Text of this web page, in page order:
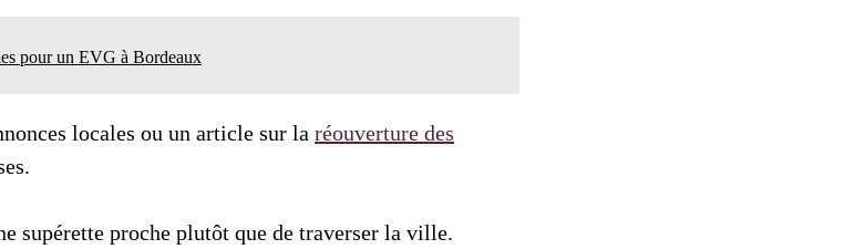
pour un EVG à Bordeaux
locales ou un article sur la réouverture des
supérette proche plutôt que de traverser la ville.